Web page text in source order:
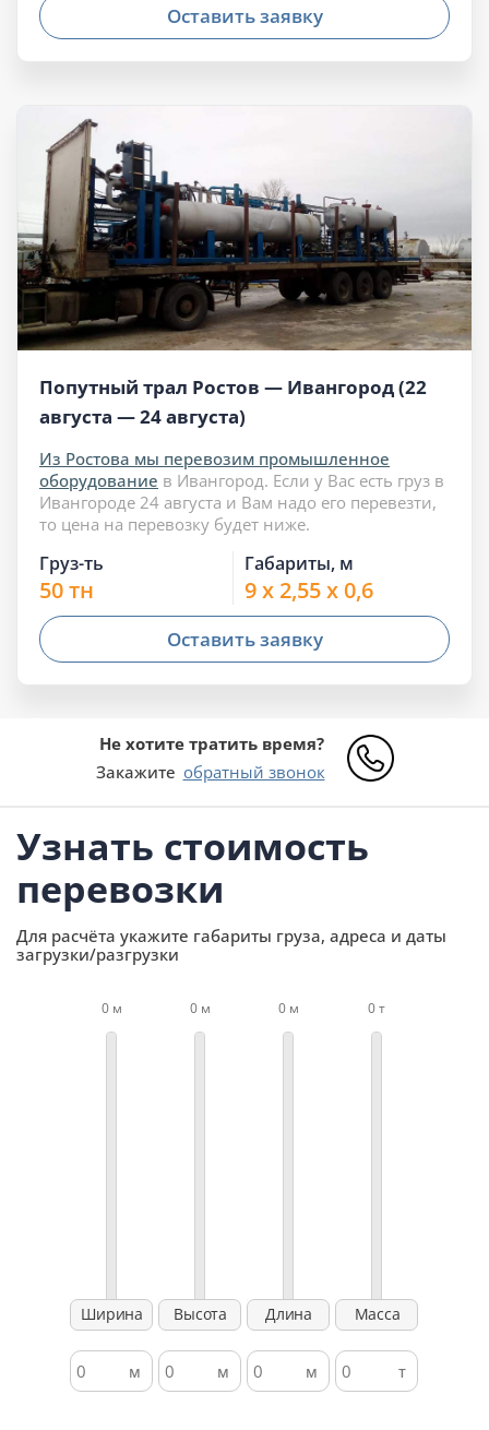
Оставить заявку
Попутный трал Ростов — Ивангород (22
августа — 24 августа)
Из Ростова мы перевозим промышленное
оборудование в Ивангород. Если у Вас есть груз в
Ивангороде 24 августа и Вам надо его перевезти,
то цена на перевозку будет ниже.
Груз-ть
50 тн
Габариты, м
9 x 2,55 x 0,6
Оставить заявку
Узнать стоимость
перевозки
Для расчёта укажите габариты груза, адреса и даты
загрузки/разгрузки
Не хотите тратить время?
Закажите обратный звонок
0 м 0 м 0 м 0 т